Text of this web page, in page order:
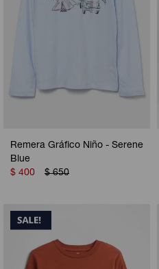
Remera Gráfico Niño - Serene
Blue
$ 400 $ 650